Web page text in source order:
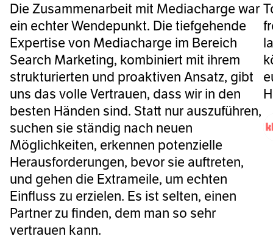
Die Zusammenarbeit mit Mediacharge war
ein echter Wendepunkt. Die tiefgehende
Expertise von Mediacharge im Bereich
Search Marketing, kombiniert mit ihrem
strukturierten und proaktiven Ansatz, gibt
uns das volle Vertrauen, dass wir in den
besten Händen sind. Statt nur auszuführen,
suchen sie ständig nach neuen
Möglichkeiten, erkennen potenzielle
Herausforderungen, bevor sie auftreten,
und gehen die Extrameile, um echten
Einfluss zu erzielen. Es ist selten, einen
Partner zu finden, dem man so sehr
vertrauen kann.